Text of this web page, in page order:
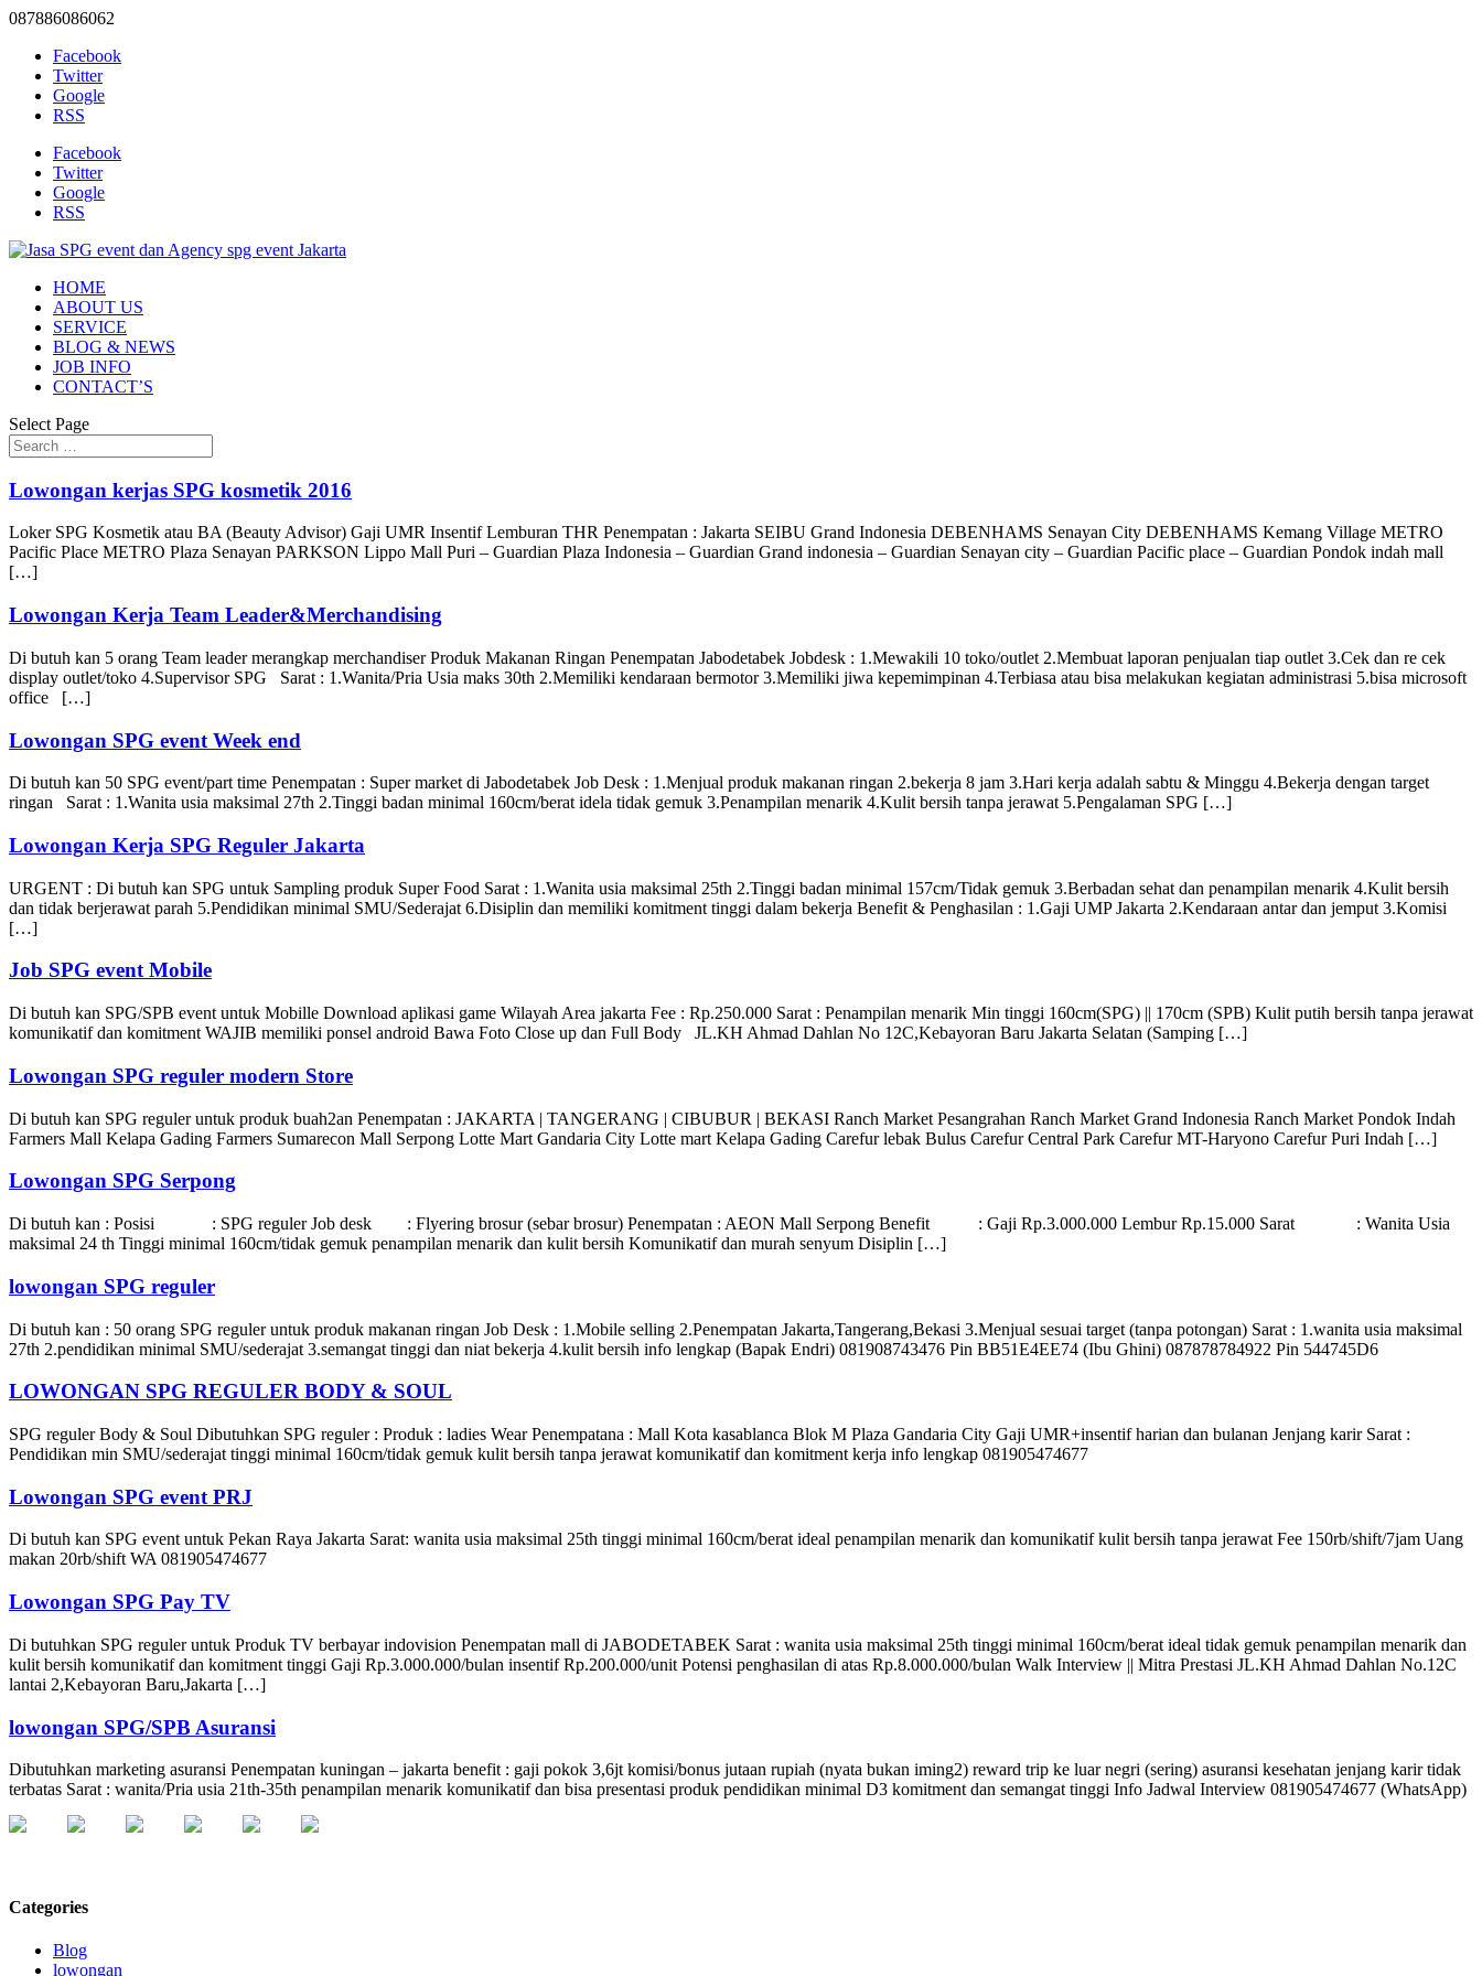
087886086062
Facebook
Twitter
Google
RSS
Facebook
Twitter
Google
RSS
HOME
ABOUT US
SERVICE
BLOG & NEWS
JOB INFO
CONTACT’S
Select Page
Lowongan kerjas SPG kosmetik 2016
Loker SPG Kosmetik atau BA (Beauty Advisor) Gaji UMR Insentif Lemburan THR Penempatan : Jakarta SEIBU Grand Indonesia DEBENHAMS Senayan City DEBENHAMS Kemang Village METRO
Pacific Place METRO Plaza Senayan PARKSON Lippo Mall Puri – Guardian Plaza Indonesia – Guardian Grand indonesia – Guardian Senayan city – Guardian Pacific place – Guardian Pondok indah mall
[…]
Lowongan Kerja Team Leader&Merchandising
Di butuh kan 5 orang Team leader merangkap merchandiser Produk Makanan Ringan Penempatan Jabodetabek Jobdesk : 1.Mewakili 10 toko/outlet 2.Membuat laporan penjualan tiap outlet 3.Cek dan re cek
display outlet/toko 4.Supervisor SPG Sarat : 1.Wanita/Pria Usia maks 30th 2.Memiliki kendaraan bermotor 3.Memiliki jiwa kepemimpinan 4.Terbiasa atau bisa melakukan kegiatan administrasi 5.bisa microsoft
office […]
Lowongan SPG event Week end
Di butuh kan 50 SPG event/part time Penempatan : Super market di Jabodetabek Job Desk : 1.Menjual produk makanan ringan 2.bekerja 8 jam 3.Hari kerja adalah sabtu & Minggu 4.Bekerja dengan target
ringan Sarat : 1.Wanita usia maksimal 27th 2.Tinggi badan minimal 160cm/berat idela tidak gemuk 3.Penampilan menarik 4.Kulit bersih tanpa jerawat 5.Pengalaman SPG […]
Lowongan Kerja SPG Reguler Jakarta
URGENT : Di butuh kan SPG untuk Sampling produk Super Food Sarat : 1.Wanita usia maksimal 25th 2.Tinggi badan minimal 157cm/Tidak gemuk 3.Berbadan sehat dan penampilan menarik 4.Kulit bersih
dan tidak berjerawat parah 5.Pendidikan minimal SMU/Sederajat 6.Disiplin dan memiliki komitment tinggi dalam bekerja Benefit & Penghasilan : 1.Gaji UMP Jakarta 2.Kendaraan antar dan jemput 3.Komisi
[…]
Job SPG event Mobile
Di butuh kan SPG/SPB event untuk Mobille Download aplikasi game Wilayah Area jakarta Fee : Rp.250.000 Sarat : Penampilan menarik Min tinggi 160cm(SPG) || 170cm (SPB) Kulit putih bersih tanpa jerawat
komunikatif dan komitment WAJIB memiliki ponsel android Bawa Foto Close up dan Full Body JL.KH Ahmad Dahlan No 12C,Kebayoran Baru Jakarta Selatan (Samping […]
Lowongan SPG reguler modern Store
Di butuh kan SPG reguler untuk produk buah2an Penempatan : JAKARTA | TANGERANG | CIBUBUR | BEKASI Ranch Market Pesangrahan Ranch Market Grand Indonesia Ranch Market Pondok Indah
Farmers Mall Kelapa Gading Farmers Sumarecon Mall Serpong Lotte Mart Gandaria City Lotte mart Kelapa Gading Carefur lebak Bulus Carefur Central Park Carefur MT-Haryono Carefur Puri Indah […]
Lowongan SPG Serpong
Di butuh kan : Posisi : SPG reguler Job desk : Flyering brosur (sebar brosur) Penempatan : AEON Mall Serpong Benefit : Gaji Rp.3.000.000 Lembur Rp.15.000 Sarat : Wanita Usia
maksimal 24 th Tinggi minimal 160cm/tidak gemuk penampilan menarik dan kulit bersih Komunikatif dan murah senyum Disiplin […]
lowongan SPG reguler
Di butuh kan : 50 orang SPG reguler untuk produk makanan ringan Job Desk : 1.Mobile selling 2.Penempatan Jakarta,Tangerang,Bekasi 3.Menjual sesuai target (tanpa potongan) Sarat : 1.wanita usia maksimal
27th 2.pendidikan minimal SMU/sederajat 3.semangat tinggi dan niat bekerja 4.kulit bersih info lengkap (Bapak Endri) 081908743476 Pin BB51E4EE74 (Ibu Ghini) 087878784922 Pin 544745D6
LOWONGAN SPG REGULER BODY & SOUL
SPG reguler Body & Soul Dibutuhkan SPG reguler : Produk : ladies Wear Penempatana : Mall Kota kasablanca Blok M Plaza Gandaria City Gaji UMR+insentif harian dan bulanan Jenjang karir Sarat :
Pendidikan min SMU/sederajat tinggi minimal 160cm/tidak gemuk kulit bersih tanpa jerawat komunikatif dan komitment kerja info lengkap 081905474677
Lowongan SPG event PRJ
Di butuh kan SPG event untuk Pekan Raya Jakarta Sarat: wanita usia maksimal 25th tinggi minimal 160cm/berat ideal penampilan menarik dan komunikatif kulit bersih tanpa jerawat Fee 150rb/shift/7jam Uang
makan 20rb/shift WA 081905474677
Lowongan SPG Pay TV
Di butuhkan SPG reguler untuk Produk TV berbayar indovision Penempatan mall di JABODETABEK Sarat : wanita usia maksimal 25th tinggi minimal 160cm/berat ideal tidak gemuk penampilan menarik dan
kulit bersih komunikatif dan komitment tinggi Gaji Rp.3.000.000/bulan insentif Rp.200.000/unit Potensi penghasilan di atas Rp.8.000.000/bulan Walk Interview || Mitra Prestasi JL.KH Ahmad Dahlan No.12C
lantai 2,Kebayoran Baru,Jakarta […]
lowongan SPG/SPB Asuransi
Dibutuhkan marketing asuransi Penempatan kuningan – jakarta benefit : gaji pokok 3,6jt komisi/bonus jutaan rupiah (nyata bukan iming2) reward trip ke luar negri (sering) asuransi kesehatan jenjang karir tidak
terbatas Sarat : wanita/Pria usia 21th-35th penampilan menarik komunikatif dan bisa presentasi produk pendidikan minimal D3 komitment dan semangat tinggi Info Jadwal Interview 081905474677 (WhatsApp)
Categories
Blog
lowongan